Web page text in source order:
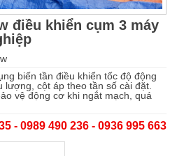
điều khiển cụm 3 máy
biến tần điều khiển tốc độ động
cột áp theo tần số cài đặt.
vệ động cơ khi ngắt mạch, quá
- 0989 490 236 - 0936 995 663